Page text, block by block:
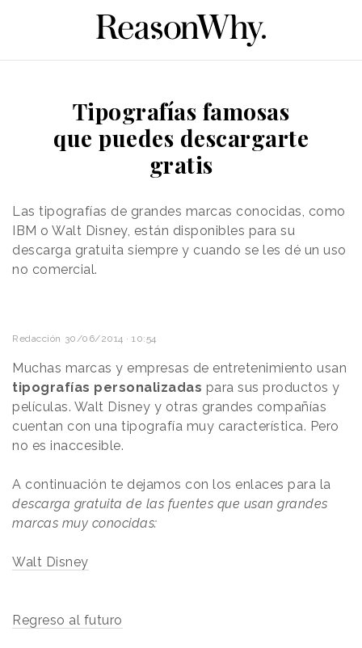
Tipografías famosas
que puedes descargarte
gratis
Las tipografías de grandes marcas conocidas, como
IBM o Walt Disney, están disponibles para su
descarga gratuita siempre y cuando se les dé un uso
no comercial.
Redacción 30/06/2014 · 10:54
Muchas marcas y empresas de entretenimiento usan
tipografías personalizadas para sus productos y
películas. Walt Disney y otras grandes compañías
cuentan con una tipografía muy característica. Pero
no es inaccesible.
A continuación te dejamos con los enlaces para la
descarga gratuita de las fuentes que usan grandes
marcas muy conocidas:
Walt Disney
Regreso al futuro